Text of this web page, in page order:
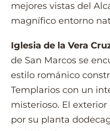
mejores vistas del
magnífico entorno
Iglesia de la Vera
de San Marcos se
estilo románico
Templarios con un
misterioso. El
por su planta